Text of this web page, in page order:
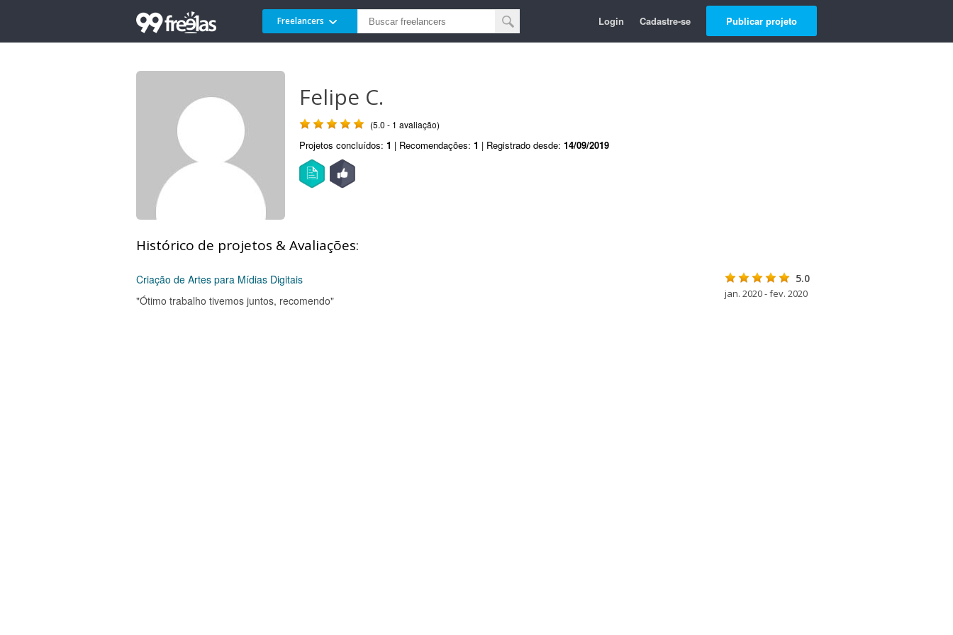
Freelancers Login Cadastre-se Publicar projeto
Felipe C.
(5.0 - 1 avaliação)
Projetos concluídos: 1 | Recomendações: 1 | Registrado desde: 14/09/2019
Histórico de projetos & Avaliações:
Criação de Artes para Mídias Digitais
"Ótimo trabalho tivemos juntos, recomendo"
5.0
jan. 2020 - fev. 2020